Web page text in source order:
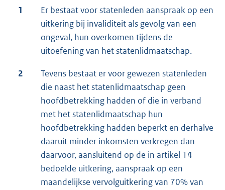
1
Er bestaat voor statenleden aanspraak op een
uitkering bij invaliditeit als gevolg van een
ongeval, hun overkomen tijdens de
uitoefening van het statenlidmaatschap.
2
Tevens bestaat er voor gewezen statenleden
die naast het statenlidmaatschap geen
hoofdbetrekking hadden of die in verband
met het statenlidmaatschap hun
hoofdbetrekking hadden beperkt en derhalve
daaruit minder inkomsten verkregen dan
daarvoor, aansluitend op de in artikel 14
bedoelde uitkering, aanspraak op een
maandelijkse vervolguitkering van 70% van